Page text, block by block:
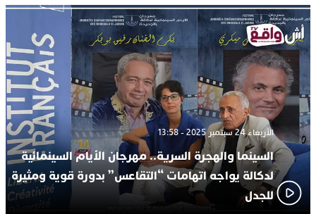
الأربعاء 24 سبتمبر 2025 - 13:58
السينما والهجرة السرية.. مهرجان الأيام السينمائية
لدكالة يواجه اتهامات “التقاعس” بدورة قوية ومثيرة
للجدل